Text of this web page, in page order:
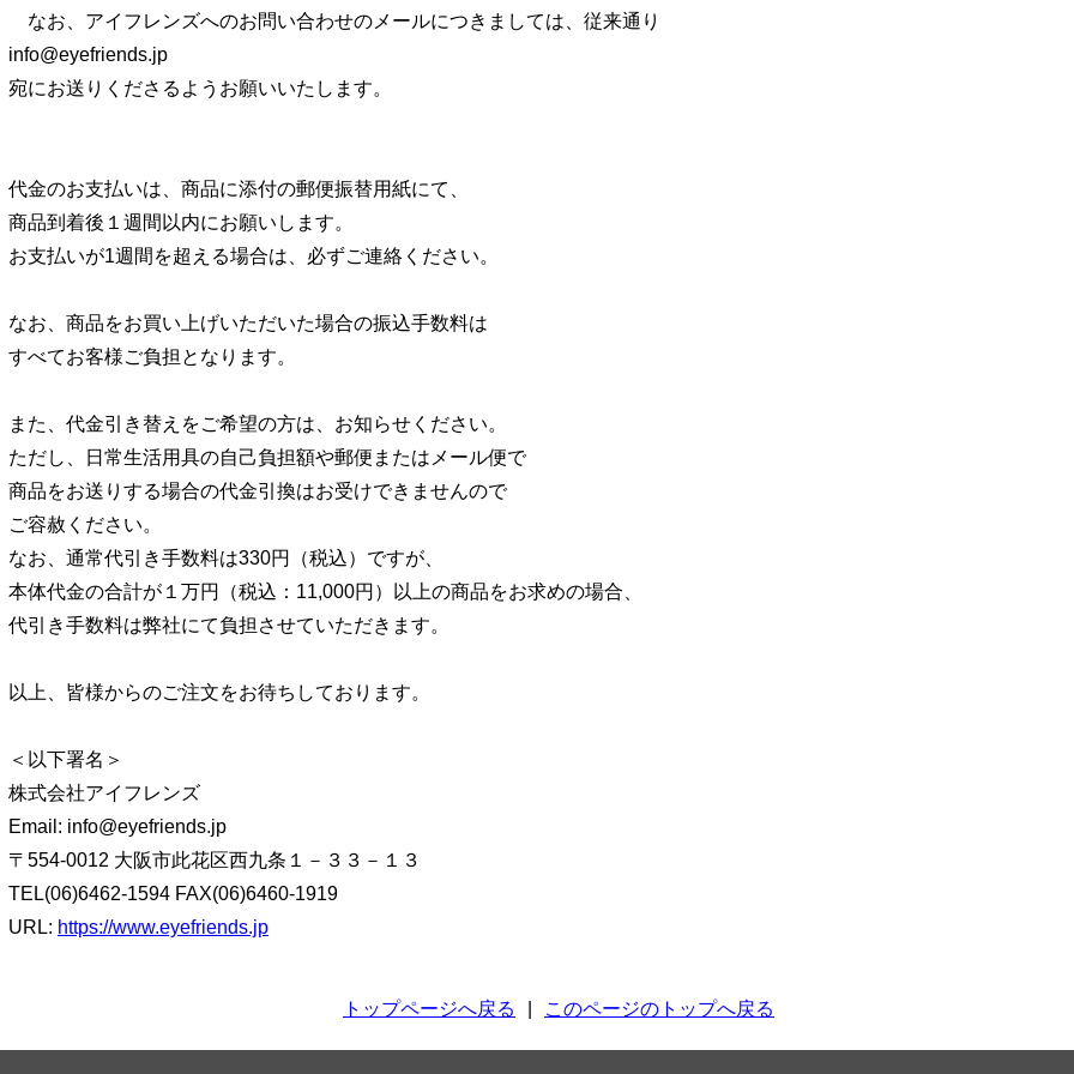
なお、アイフレンズへのお問い合わせのメールにつきましては、従来通り
info@eyefriends.jp
宛にお送りくださるようお願いいたします。
代金のお支払いは、商品に添付の郵便振替用紙にて、
商品到着後１週間以内にお願いします。
お支払いが1週間を超える場合は、必ずご連絡ください。
なお、商品をお買い上げいただいた場合の振込手数料は
すべてお客様ご負担となります。
また、代金引き替えをご希望の方は、お知らせください。
ただし、日常生活用具の自己負担額や郵便またはメール便で
商品をお送りする場合の代金引換はお受けできませんので
ご容赦ください。
なお、通常代引き手数料は330円（税込）ですが、
本体代金の合計が１万円（税込：11,000円）以上の商品をお求めの場合、
代引き手数料は弊社にて負担させていただきます。
以上、皆様からのご注文をお待ちしております。
＜以下署名＞
株式会社アイフレンズ
Email: info@eyefriends.jp
〒554-0012 大阪市此花区西九条１－３３－１３
TEL(06)6462-1594 FAX(06)6460-1919
URL: https://www.eyefriends.jp
トップページへ戻る このページのトップへ戻る